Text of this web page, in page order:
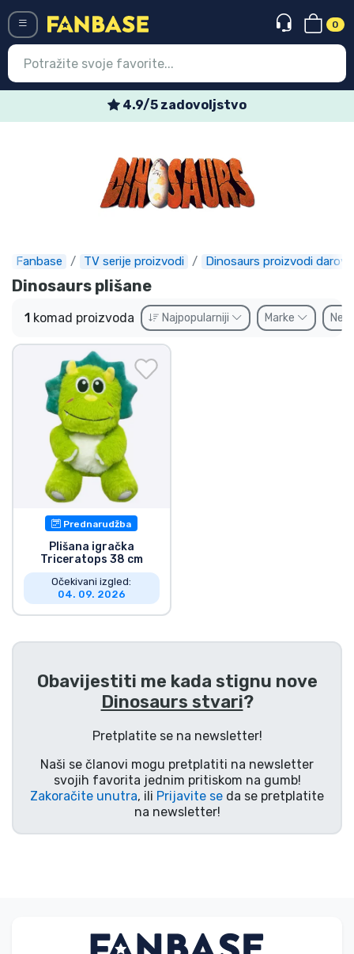
0
4.9/5 zadovoljstvo
Fanbase TV serije proizvodi Dinosaurs proizvodi darovi
Dinosaurs plišane
1 komad proizvoda Najpopularniji Marke Ne
Prednarudžba
Plišana igračka
Triceratops 38 cm
Očekivani izgled:
04. 09. 2026
Obavijestiti me kada stignu nove
Dinosaurs stvari?
Pretplatite se na newsletter!
Naši se članovi mogu pretplatiti na newsletter
svojih favorita jednim pritiskom na gumb!
Zakoračite unutra, ili Prijavite se da se pretplatite
na newsletter!
Najnovije proizvodi
Ekspresna dostava
Prednarudžbe
Outlet proizvodi
Dostava i plaćanje
TV serija proizvodi
Film proizvodi
Crtani proizvodi
Anime proizvodi
Gamer proizvodi
Glazbeni proizvodi
Vrste proizvoda
Marke